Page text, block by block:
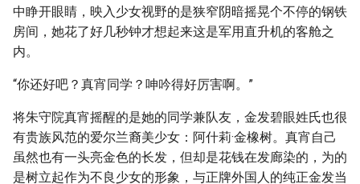
中睁开眼睛，映入少女视野的是狭窄阴暗摇晃个不停的钢铁
房间，她花了好几秒钟才想起来这是军用直升机的客舱之
内。
“你还好吧？真宵同学？呻吟得好厉害啊。”
将朱守院真宵摇醒的是她的同学兼队友，金发碧眼姓氏也很
有贵族风范的爱尔兰裔美少女：阿什莉·金橡树。真宵自己
虽然也有一头亮金色的长发，但却是花钱在发廊染的，为的
是树立起作为不良少女的形象，与正牌外国人的纯正金发当